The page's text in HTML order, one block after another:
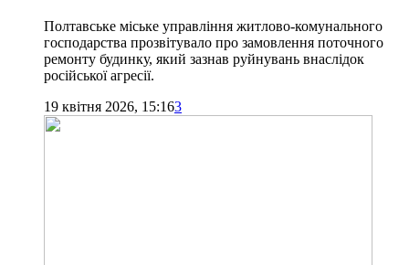
Полтавське міське управління житлово-комунального
господарства прозвітувало про замовлення поточного
ремонту будинку, який зазнав руйнувань внаслідок
російської агресії.
19 квітня 2026, 15:163